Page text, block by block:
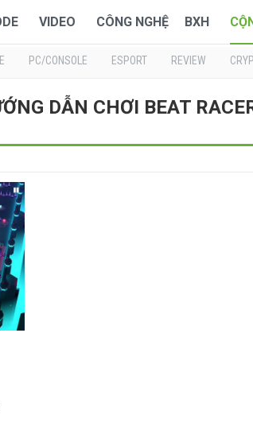
VIDEO CÔNG NGHỆ BXH
PC/CONSOLE ESPORT REVIEW
DẪN CHƠI BEAT